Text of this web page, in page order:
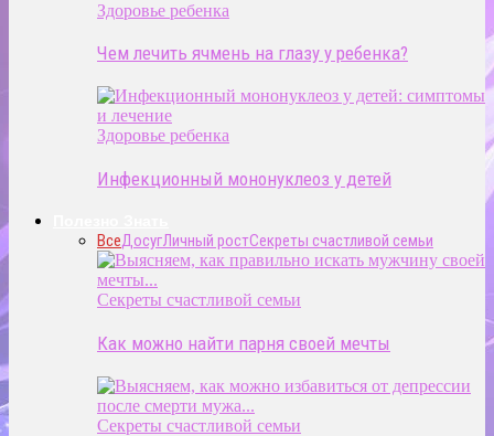
Здоровье ребенка
Чем лечить ячмень на глазу у ребенка?
Здоровье ребенка
Инфекционный мононуклеоз у детей
ВсеДосугЛичный ростСекреты счастливой семьи
Секреты счастливой семьи
Как можно найти парня своей мечты
Секреты счастливой семьи